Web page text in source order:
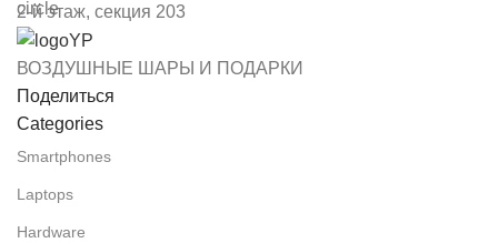
2-й этаж, секция 203
ВОЗДУШНЫЕ ШАРЫ И ПОДАРКИ
Поделиться
Categories
Smartphones
Laptops
Hardware